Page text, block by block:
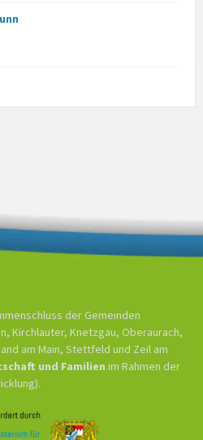
der Gemeinden
Kirchlauter, Knetzgau, Oberaurach,
am Main, Stettfeld und Zeil am
und Familien im Rahmen der